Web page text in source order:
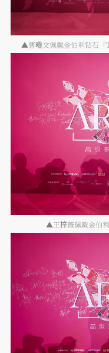
▲曹曦文佩戴金伯利钻石「
▲王梓薇佩戴金伯